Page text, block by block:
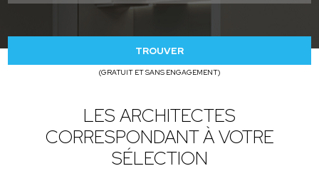
TROUVER
(GRATUIT ET SANS ENGAGEMENT)
LES ARCHITECTES
CORRESPONDANT À VOTRE
SÉLECTION